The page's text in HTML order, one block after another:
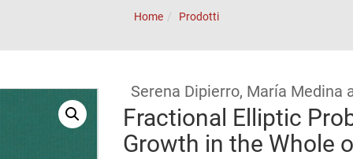
Home Prodotti
Serena Dipierro, María Medina
Fractional Elliptic
Growth in the Whole